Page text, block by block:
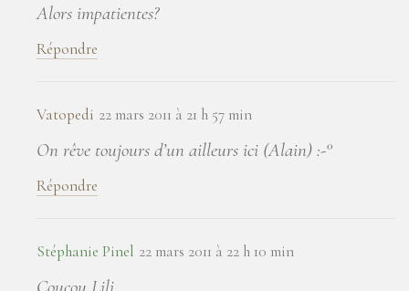
Alors impatientes?
Répondre
Vatopedi 22 mars 2011 à 21 h 57 min
On rêve toujours d’un ailleurs ici (Alain) :-°
Répondre
Stéphanie Pinel 22 mars 2011 à 22 h 10 min